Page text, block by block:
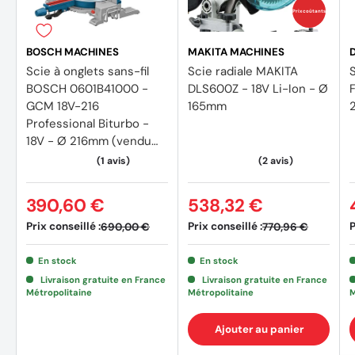
Type de batterie : Li-Power
Tension batterie : 18 V
Capacité de la batterie : 2 x 5.2 Ah
Surface d'appui : 345 x 730 mm
Profondeur de coupe max. 90°/45° : 70 / 40 mm
Capacité de coupe 45°/45° : 215 x 40 mm
Inclinaison de la lame à gauche/à droite : 47 / 2 °
Vitesse de rotation à vide : 5000 /min
BOSCH MACHINES
Scie à onglets sans-fil
BOSCH 0601B41000 -
GCM 18V-216
Professional Biturbo -
18V - Ø 216mm (vendu
sans batterie)
Prix conseillé :690,00 €
390,60 €
En stock
Livraison gratuite en France
Métropolitaine
Prix coûtants
MAKITA MACHINES
Scie radiale MAKITA
DLS600Z - 18V Li-Ion - Ø
165mm
Prix conseillé :770,96 €
538,32 €
En stock
Livraison gratuite en France
Métropolitaine
Ajouter au panier